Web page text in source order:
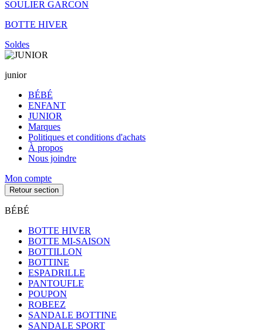
SOULIER GARCON
BOTTE HIVER
Soldes
junior
BÉBÉ
ENFANT
JUNIOR
Marques
Politiques et conditions d'achats
À propos
Nous joindre
Mon compte
Retour section
BÉBÉ
BOTTE HIVER
BOTTE MI-SAISON
BOTTILLON
BOTTINE
ESPADRILLE
PANTOUFLE
POUPON
ROBEEZ
SANDALE BOTTINE
SANDALE SPORT